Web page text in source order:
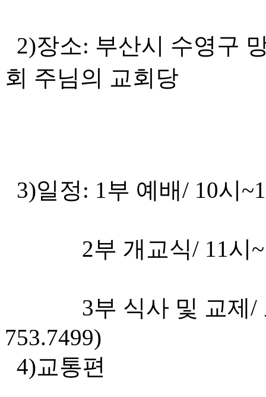
2)장소: 부산시 수영구
회 주님의 교회당
3)일정: 1부 예배/ 10시
2부 개교식/ 11시~
3부 식사 및 교제/ 오
753.7499)
4)교통편